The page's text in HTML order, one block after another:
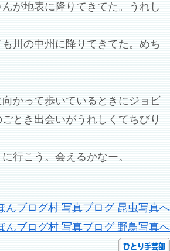
が地表に降りてきてた。うれし
川の中州に降りてきてた。めち
かって歩いているときにジョビ
とき出会いがうれしくてちびり
行こう。会えるかなー。